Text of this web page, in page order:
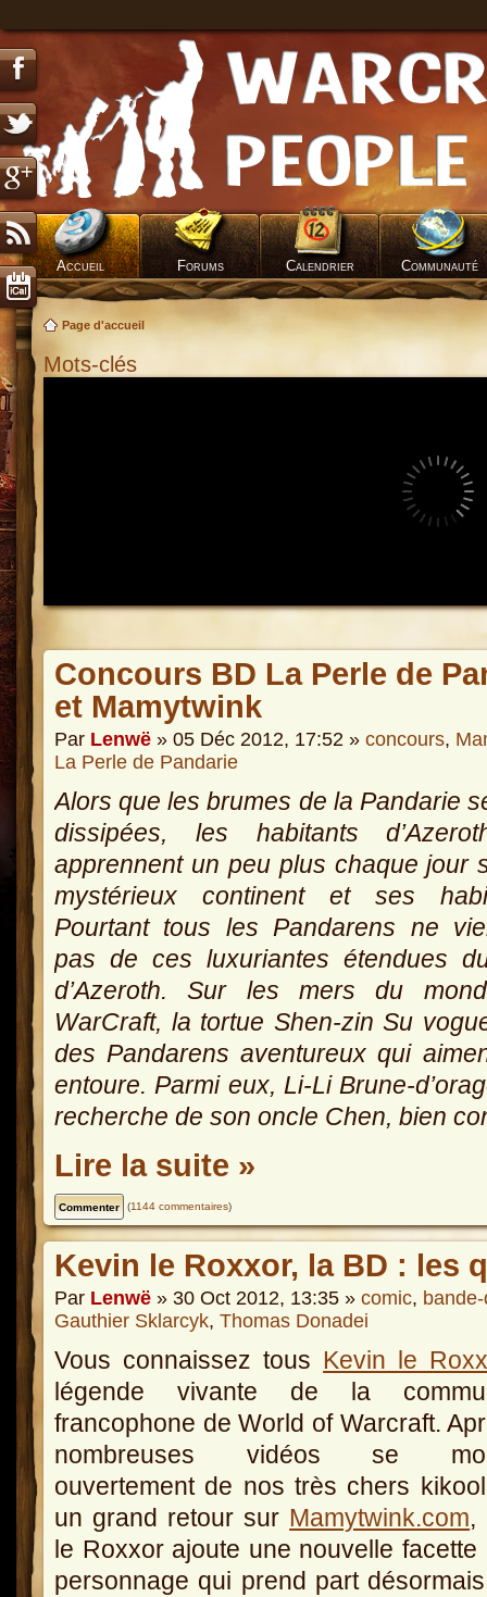
Accueil Forums Calendrier Communauté
Page d'accueil
Mots-clés
Concours BD La Perle de
et Mamytwink
Par Lenwë » 05 Déc 2012, 17:52 » concours,
La Perle de Pandarie
Alors que les brumes de la Pandarie
dissipées, les habitants
apprennent un peu plus chaque jour
mystérieux continent et ses
Pourtant tous les Pandarens ne
pas de ces luxuriantes étendues
d’Azeroth. Sur les mers du
WarCraft, la tortue Shen-zin Su
des Pandarens aventureux qui
entoure. Parmi eux, Li-Li Brune-
recherche de son oncle Chen, bien
Lire la suite »
(1144 commentaires)
Kevin le Roxxor, la BD : les
Par Lenwë » 30 Oct 2012, 13:35 » comic,
Gauthier Sklarcyk, Thomas Donadei
Vous connaissez tous Kevin le
légende vivante de la
francophone de World of Warcraft.
nombreuses vidéos se
ouvertement de nos très chers
un grand retour sur Mamytwink.com,
le Roxxor ajoute une nouvelle facette
personnage qui prend part